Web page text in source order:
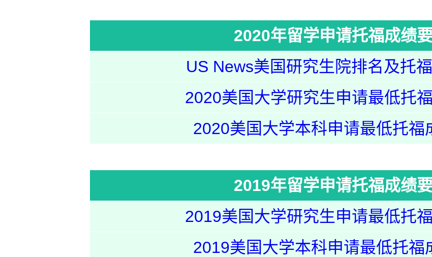
2020年留学申请托福成绩
US News美国研究生院排名及托
2020美国大学研究生申请最低托
2020美国大学本科申请最低托福
2019年留学申请托福成绩
2019美国大学研究生申请最低托
2019美国大学本科申请最低托福